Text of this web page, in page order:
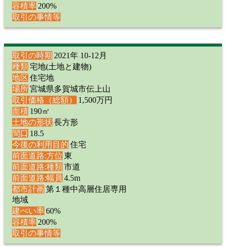
容積率200%
取引の事情等
取引の時期 2021年 10-12月
種類 宅地(土地と建物)
地区 住宅地
場所宮城県多賀城市伝上山
取引価格（総額）
1,500万円
面積 190㎡
土地の形状 長方形
間口 18.5
今後の利用目的 住宅
前面道路:方位 東
前面道路:種類 市道
前面道路:幅員 4.5m
都市計画 第１種中高層住居専用
地域
建ぺい率60%
容積率200%
取引の事情等